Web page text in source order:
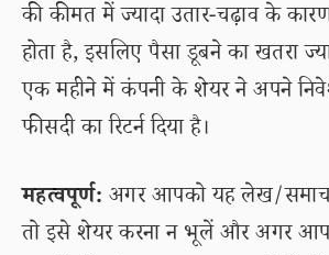
की कीमत में ज्यादा उतार-चढ़ाव के
होता है, इसलिए पैसा डूबने का खतरा
एक महीने में कंपनी के शेयर ने अपने
फीसदी का रिटर्न दिया है।
महत्वपूर्ण: अगर आपको यह लेख/
तो इसे शेयर करना न भूलें और अगर